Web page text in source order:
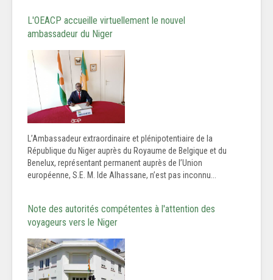
L'OEACP accueille virtuellement le nouvel
ambassadeur du Niger
L’Ambassadeur extraordinaire et plénipotentiaire de la
République du Niger auprès du Royaume de Belgique et du
Benelux, représentant permanent auprès de l’Union
européenne, S.E. M. Ide Alhassane, n’est pas inconnu...
Note des autorités compétentes à l'attention des
voyageurs vers le Niger